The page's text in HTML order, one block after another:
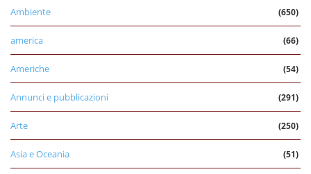
Ambiente (650)
america (66)
Americhe (54)
Annunci e pubblicazioni (291)
Arte (250)
Asia e Oceania (51)